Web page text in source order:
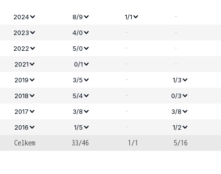
2024 8/9 1/1 -
2023 4/0 - -
2022 5/0 - -
2021 0/1 - -
2019 3/5 -
1/3
2018
5/4 -
0/3
2017
3/8 -
3/8
2016
1/5 - 1/2
Celkem 33/46 1/1 5/16